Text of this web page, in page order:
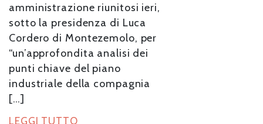
amministrazione riunitosi ieri,
sotto la presidenza di Luca
Cordero di Montezemolo, per
“un’approfondita analisi dei
punti chiave del piano
industriale della compagnia
[…]
LEGGI TUTTO